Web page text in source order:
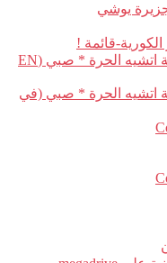
قائمة !
سامسونج سوبر حركة اتشيه الحرة * صبي (EN
اتشيه الحرة * صبي (في